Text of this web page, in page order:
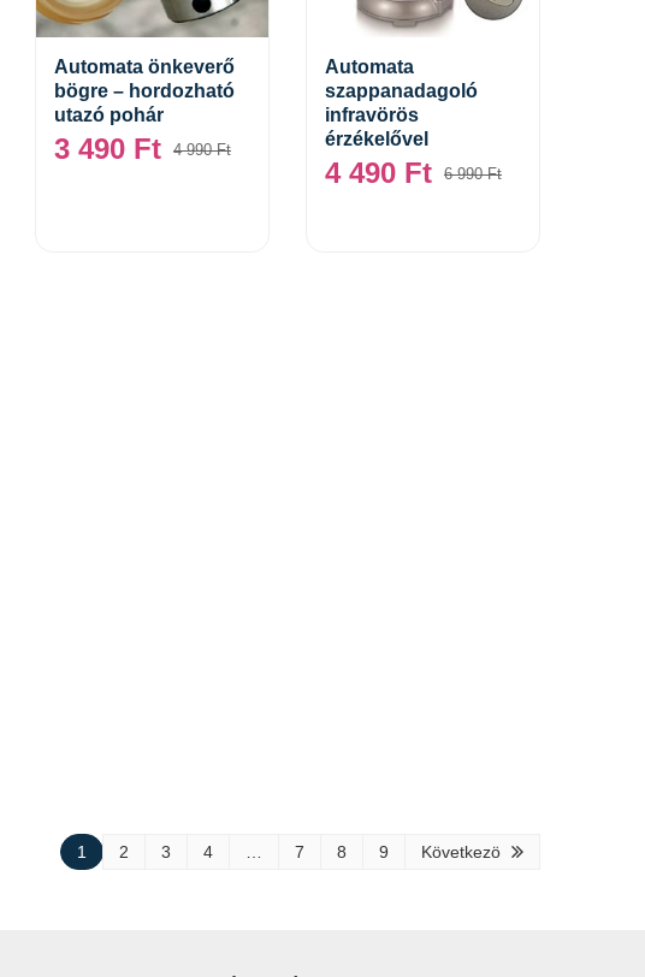
Kosárba teszem
Automata önkeverő
bögre – hordozható
utazó pohár
4 990Ft
3 490 Ft
Kosárba teszem
Automata
szappanadagoló
infravörös
érzékelővel
6 990Ft
4 490 Ft
1 2 3 4 7 8 9 Következö